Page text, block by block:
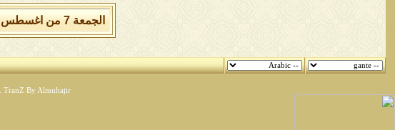
الجمعة 7 من اغسطس 2026 , الساعة الان 04:08:20 صباحاً.
TranZ By Almuhajir